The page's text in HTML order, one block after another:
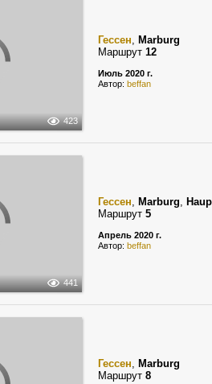
423
Гессен, Marburg
Маршрут 12
Июль 2020 г.
Автор: beffan
441
Гессен, Marburg,
Маршрут 5
Апрель 2020 г.
Автор: beffan
Гессен, Marburg
Маршрут 8